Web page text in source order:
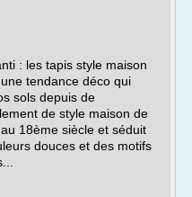
: les tapis style maison
tendance déco qui
sols depuis de
de style maison de
18ème siècle et séduit
douces et des motifs